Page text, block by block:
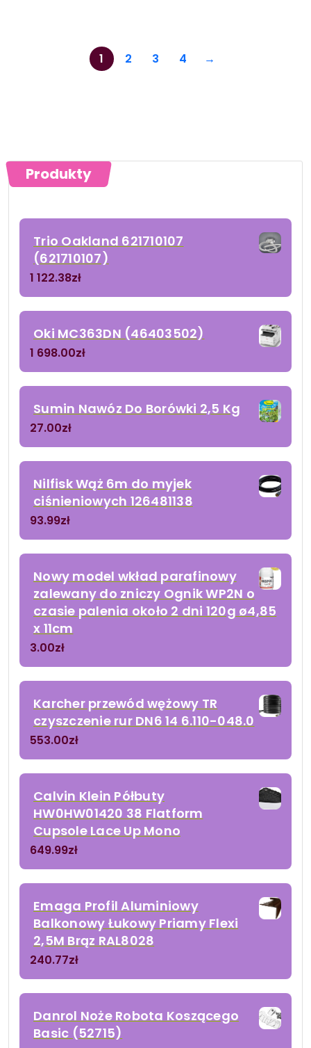
1 2 3 4 →
Produkty
Trio Oakland 621710107
(621710107)
1 122.38zł
Oki MC363DN (46403502)
1 698.00zł
Sumin Nawóz Do Borówki 2,5 Kg
27.00zł
Nilfisk Wąż 6m do myjek
ciśnieniowych 126481138
93.99zł
Nowy model wkład parafinowy
zalewany do zniczy Ognik WP2N o
czasie palenia około 2 dni 120g ø4,85
x 11cm
3.00zł
Karcher przewód wężowy TR
czyszczenie rur DN6 14 6.110-048.0
553.00zł
Calvin Klein Półbuty
HW0HW01420 38 Flatform
Cupsole Lace Up Mono
649.99zł
Emaga Profil Aluminiowy
Balkonowy Łukowy Priamy Flexi
2,5M Brąz RAL8028
240.77zł
Danrol Noże Robota Koszącego
Basic (52715)